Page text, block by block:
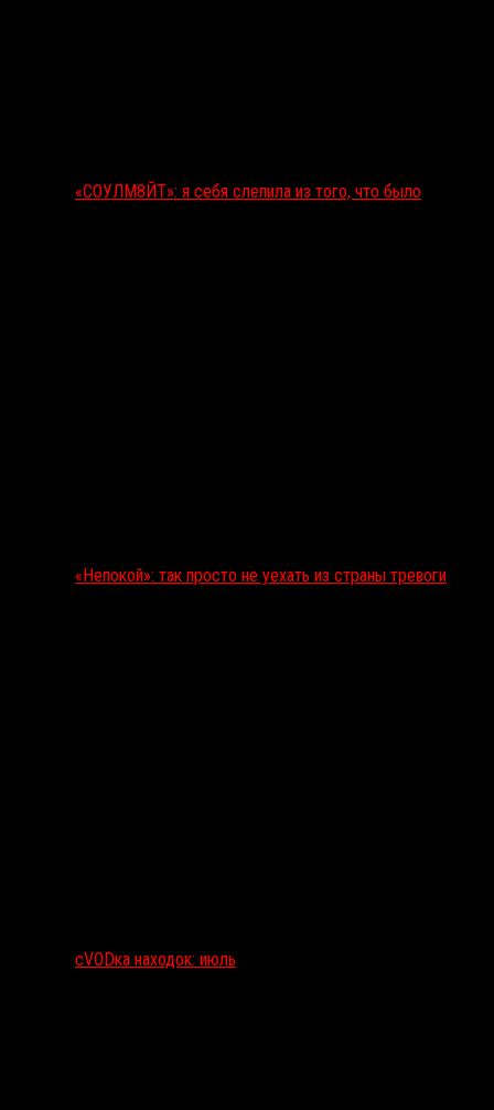
«СОУЛМ8ЙТ»: я себя слепила из того, что было
«Непокой»: так просто не уехать из страны тревоги
сVODка находок: июль